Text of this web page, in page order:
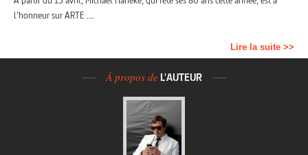
l’honneur sur ARTE .…
Lire la suite >>
À propos de L'AUTEUR